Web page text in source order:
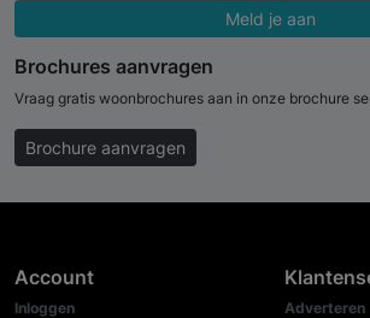
Meld je aan
Brochures aanvragen
Vraag gratis woonbrochures aan in onze brochure
Brochure aanvragen
Account
Inloggen
Adverteren